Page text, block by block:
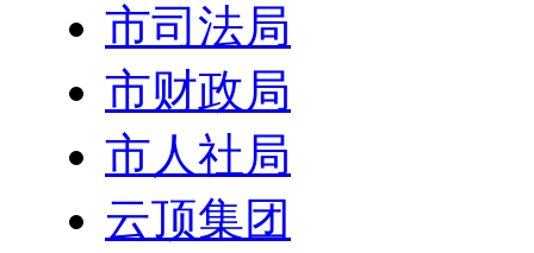
市司法局
市财政局
市人社局
云顶集团